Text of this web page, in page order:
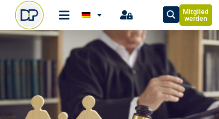
Mitglied
werden